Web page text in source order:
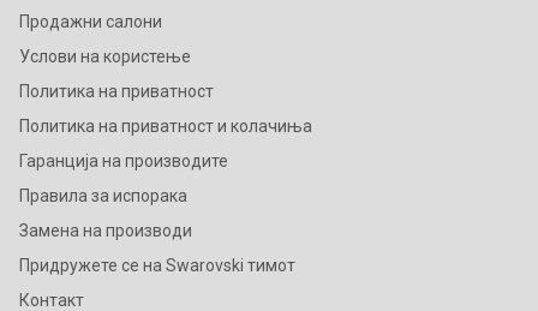
Продажни салони
Услови на користење
Политика на приватност
Политика на приватност и колачиња
Гаранција на производите
Правила за испорака
Замена на производи
Придружете се на Swarovski тимот
Контакт